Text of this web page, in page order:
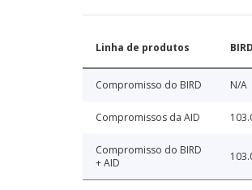
Linha de produtos
Compromisso do BIRD N/A
Compromissos da AID
Compromisso do BIRD
+ AID